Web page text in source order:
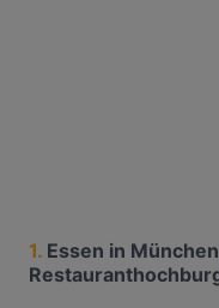
1. Essen in